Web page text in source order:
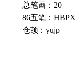
总笔画：20
86五笔：HBPX
仓颉：yujp